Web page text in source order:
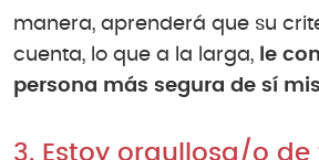
manera, aprenderá que su
cuenta, lo que a la larga, le
persona más segura de sí
3. Estoy orgullosa/o de